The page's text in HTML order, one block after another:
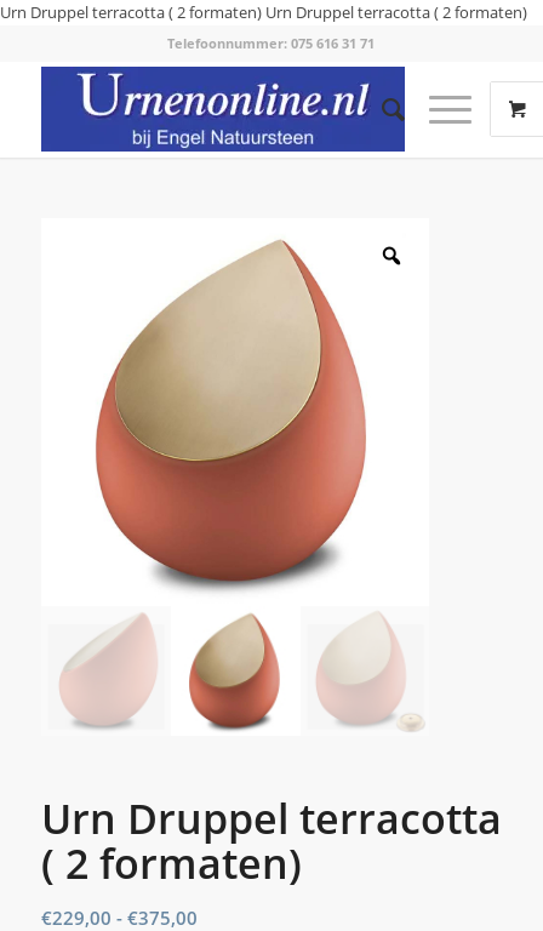
Urn Druppel terracotta ( 2 formaten) Urn Druppel terracotta ( 2 formaten)
Telefoonnummer: 075 616 31 71
Urn Druppel terracotta
( 2 formaten)
€229,00 - €375,00Prijsklasse: